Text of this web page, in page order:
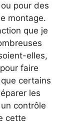
pour des
montage.
que je
elles,
faire
certains
les
contrôle
cette